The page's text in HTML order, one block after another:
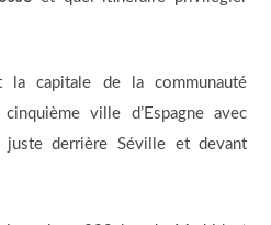
la capitale de la communauté
ville d’Espagne avec
juste derrière Séville et devant